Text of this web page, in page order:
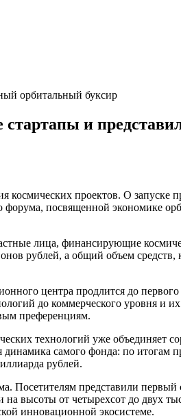
орбитальный буксир
и
проектов. О запуске
форума, посвященной экономике
лица, финансирующие
рублей, а общий объем средств,
центра продлится до
до коммерческого уровня и
преференциям.
технологий уже объединяет
динамика самого фонда: по итогам
рублей.
Посетителям представили первый
высоты от четырехсот до двух
инновационной экосистеме.